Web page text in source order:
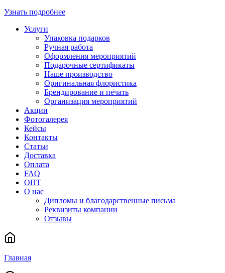
Узнать подробнее
Услуги
Упаковка подарков
Ручная работа
Оформления мероприятий
Подарочные сертификаты
Наше производство
Оригинальная флористика
Брендирование и печать
Организация мероприятий
Акции
Фотогалерея
Кейсы
Контакты
Статьи
Доставка
Оплата
FAQ
ОПТ
О нас
Дипломы и благодарственные письма
Реквизиты компании
Отзывы
Главная